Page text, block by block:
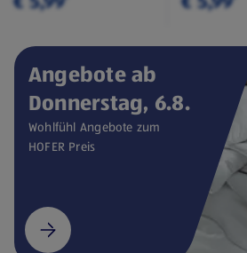
Angebote ab
Donnerstag, 6.8.
Wohlfühl Angebote zum
HOFER Preis